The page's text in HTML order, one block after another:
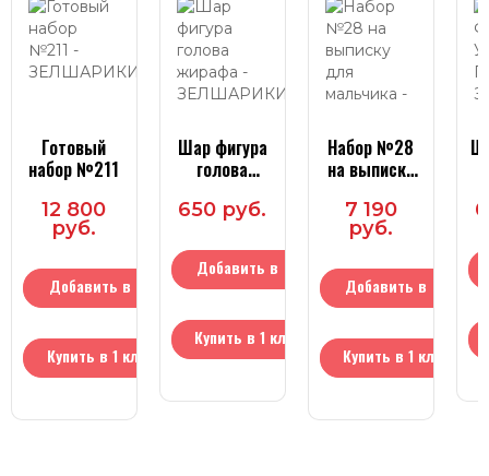
Готовый
набор №211
12 800
руб.
Добавить в
Купить в 1 клик
Шар фигура
голова
650 руб.
Добавить в
Купить в 1 клик
Набор №28
на выписку
мальчика
7 190
руб.
Добавить в
Купить в 1 клик